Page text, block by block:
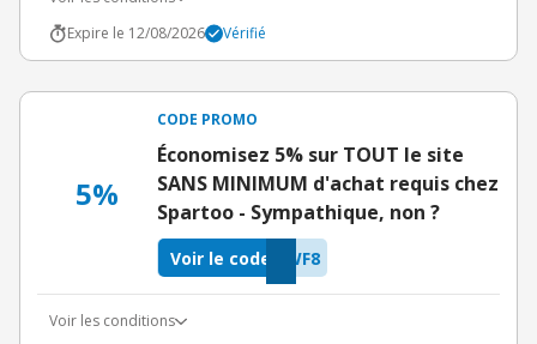
Expire le 12/08/2026
Vérifié
5%
CODE PROMO
Économisez 5% sur TOUT le site
SANS MINIMUM d'achat requis chez
Spartoo - Sympathique, non ?
WF8
Voir le code
Voir les conditions